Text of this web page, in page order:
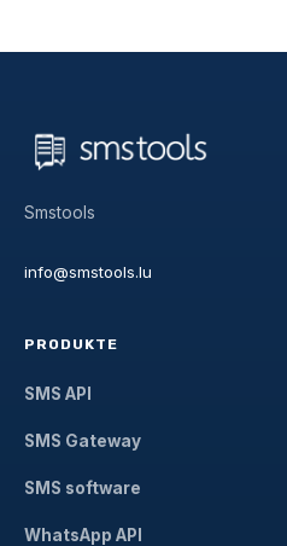
Smstools
info@smstools.lu
PRODUKTE
SMS API
SMS Gateway
SMS software
WhatsApp API